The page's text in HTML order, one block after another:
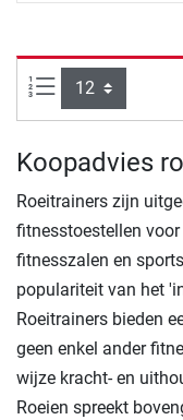
Artikelen per
Koopadvies
Roeitrainers zijn
fitnesstoestellen
fitnesszalen en
populariteit van het
Roeitrainers bieden
geen enkel ander
wijze kracht- en
Roeien spreekt